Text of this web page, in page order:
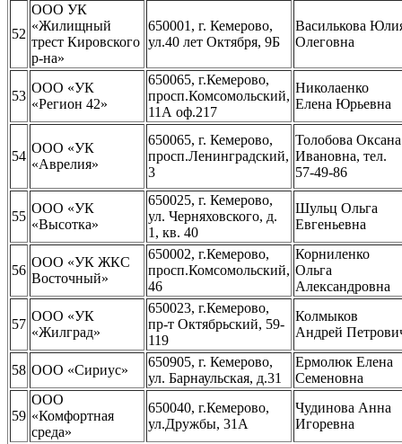
52
ООО УК
«Жилищный
трест Кировского
р-на»
650001, г. Кемерово,
ул.40 лет Октября, 9Б
Василькова
Олеговна
53
ООО «УК
«Регион 42»
650065, г.Кемерово,
просп.Комсомольский,
11А оф.217
Николаенко
Елена Юрьевна
54
ООО «УК
«Аврелия»
650065, г. Кемерово,
просп.Ленинградский,
3
Толобова Оксана
Ивановна, тел.
57-49-86
55
ООО «УК
«Высотка»
650025, г. Кемерово,
ул. Черняховского, д.
1, кв. 40
Шульц Ольга
Евгеньевна
56
ООО «УК ЖКС
Восточный»
650002, г.Кемерово,
просп.Комсомольский,
46
Корниленко
Ольга
Александровна
57
ООО «УК
«Жилград»
650023, г.Кемерово,
пр-т Октябрьский, 59-
119
Колмыков
Андрей
58 ООО «Сириус»
650905, г. Кемерово,
ул. Барнаульская, д.31
Ермолюк Елена
Семеновна
59
ООО
«Комфортная
среда»
650040, г.Кемерово,
ул.Дружбы, 31А
Чудинова Анна
Игоревна